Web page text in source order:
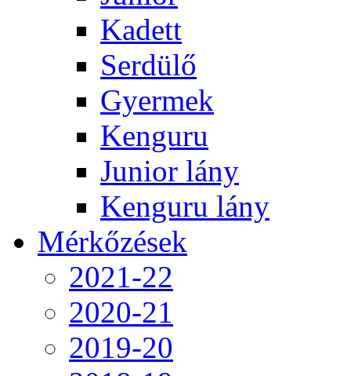
Kadett
Serdülő
Gyermek
Kenguru
Junior lány
Kenguru lány
Mérkőzések
2021-22
2020-21
2019-20